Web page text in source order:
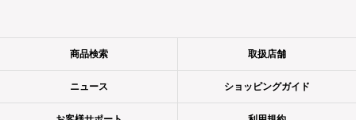
商品検索 取扱店舗
ニュース ショッピングガイド